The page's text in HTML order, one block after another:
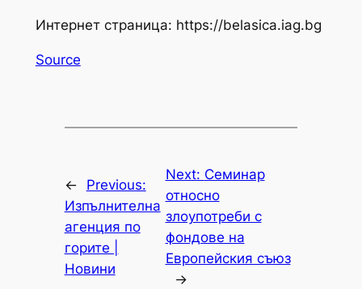
Интернет страница: https://belasica.iag.bg
Source
←
Previous:
Изпълнителна
агенция по
горите |
Новини
Next: Семинар
относно
злоупотреби с
фондове на
Европейския съюз
→